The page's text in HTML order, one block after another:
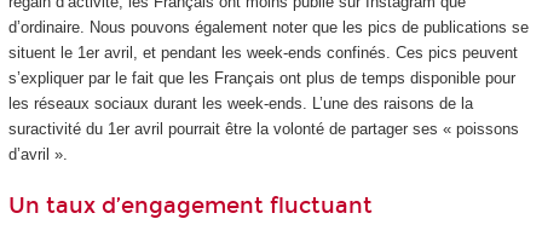
d’ordinaire. Nous pouvons également noter que les pics de publications se
situent le 1 eravril, et pendant les week-ends confinés. Ces pics peuvent
s’expliquer par le fait que les Français ont plus de temps disponible pour
les réseaux sociaux durant les week-ends. L’une des raisons de la
suractivité du 1 eravril pourrait être la volonté de partager ses « poissons
d’avril ».
Un taux d’engagement fluctuant